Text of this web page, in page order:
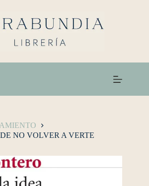
NO VOLVER A VERTE